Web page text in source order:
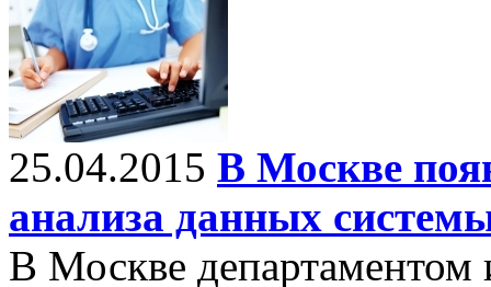
25.04.2015 В Москве
анализа данных
В Москве